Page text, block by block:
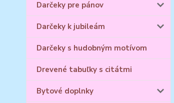
Darčeky pre pánov
Darčeky k jubileám
Darčeky s hudobným motívom
Drevené tabuľky s citátmi
Bytové doplnky